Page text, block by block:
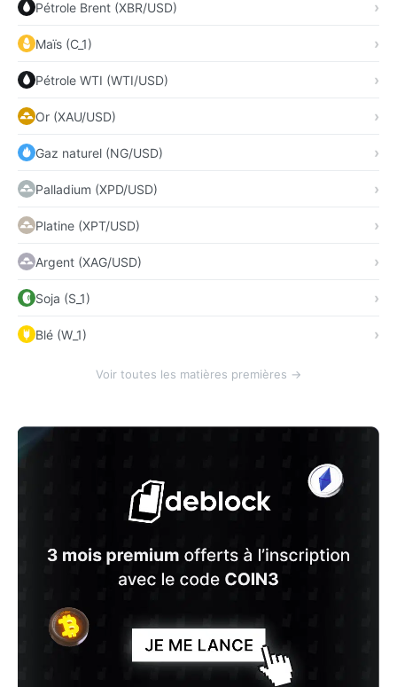
Pétrole Brent (XBR/USD)
Maïs (C_1)
Pétrole WTI (WTI/USD)
Or (XAU/USD)
Gaz naturel (NG/USD)
Palladium (XPD/USD)
Platine (XPT/USD)
Argent (XAG/USD)
Soja (S_1)
Blé (W_1)
Voir toutes les matières premières →